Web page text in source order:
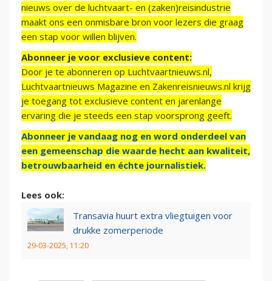
nieuws over de luchtvaart- en (zaken)reisindustrie
maakt ons een onmisbare bron voor lezers die graag
een stap voor willen blijven.
Abonneer je voor exclusieve content:
Door je te abonneren op Luchtvaartnieuws.nl,
Luchtvaartnieuws Magazine en Zakenreisnieuws.nl krijg
je toegang tot exclusieve content en jarenlange
ervaring die je steeds een stap voorsprong geeft.
Abonneer je vandaag nog en word onderdeel van
een gemeenschap die waarde hecht aan kwaliteit,
betrouwbaarheid en échte journalistiek.
Lees ook:
Transavia huurt extra vliegtuigen voor
drukke zomerperiode
29-03-2025, 11:20